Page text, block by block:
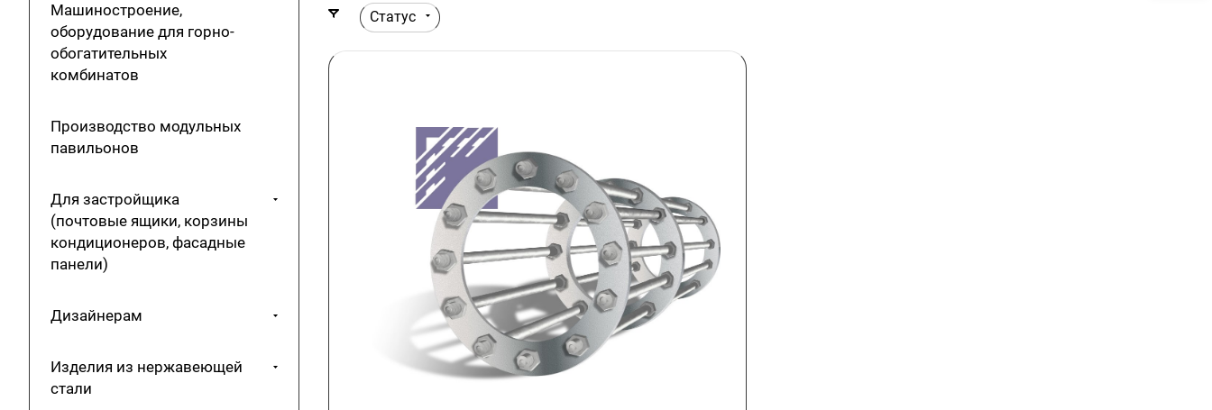
Статус
Машиностроение,
оборудование для горно-
обогатительных
комбинатов
Производство модульных
павильонов
Для застройщика
(почтовые ящики, корзины
кондиционеров, фасадные
панели)
Дизайнерам
Изделия из нержавеющей
стали